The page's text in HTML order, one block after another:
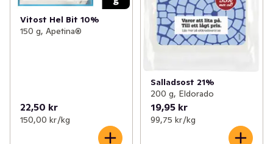
Vitost Hel Bit 10%
150 g, Apetina®
22,50 kr
150,00 kr /kg
Salladsost 21%
200 g, Eldorado
19,95 kr
99,75 kr /kg